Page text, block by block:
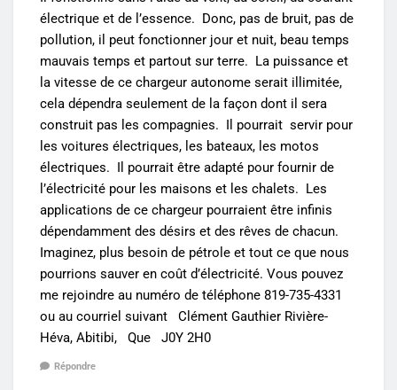
électrique et de l’essence. Donc, pas de bruit, pas de
pollution, il peut fonctionner jour et nuit, beau temps
mauvais temps et partout sur terre. La puissance et
la vitesse de ce chargeur autonome serait illimitée,
cela dépendra seulement de la façon dont il sera
construit pas les compagnies. Il pourrait servir pour
les voitures électriques, les bateaux, les motos
électriques. Il pourrait être adapté pour fournir de
l’électricité pour les maisons et les chalets. Les
applications de ce chargeur pourraient être infinis
dépendamment des désirs et des rêves de chacun.
Imaginez, plus besoin de pétrole et tout ce que nous
pourrions sauver en coût d’électricité. Vous pouvez
me rejoindre au numéro de téléphone 819-735-4331
ou au courriel suivant Clément Gauthier Rivière-
Héva, Abitibi, Que J0Y 2H0
Répondre